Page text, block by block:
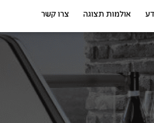
אולמות תצוגה צרו קשר